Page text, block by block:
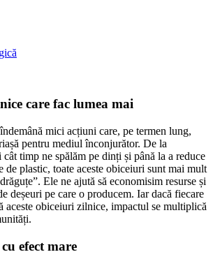
care fac lumea mai
mici acțiuni care, pe termen lung,
pentru mediul înconjurător. De la
timp ne spălăm pe dinți și până la a reduce
de plastic, toate aceste obiceiuri sunt mai mult
Ele ne ajută să economisim resurse și
deșeuri pe care o producem. Iar dacă fiecare
aceste obiceiuri zilnice, impactul se multiplică
efect mare